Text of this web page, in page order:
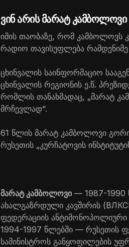
ვინ არის მარატ კამბოლოვი
იმის თაობაზე, რომ კამბოლოვს
რადიო თავისუფლება რამდენიმე
ცხინვალის საინფორმაციო
ცხინვალის რეგიონის ე.წ.
რომლის თანახმადაც, „მარატ
მრჩევლად“.
61 წლის მარატ კამბოლოვი
რუსეთის „კურჩატოვის
მარატ კამბოლოვი — 1987-1990
ახალგაზრდული კავშირის
ფედერაციის ანტიმონოპოლიური
1994-1997 წლებში — რუსეთის
სამინისტროს განყოფილების